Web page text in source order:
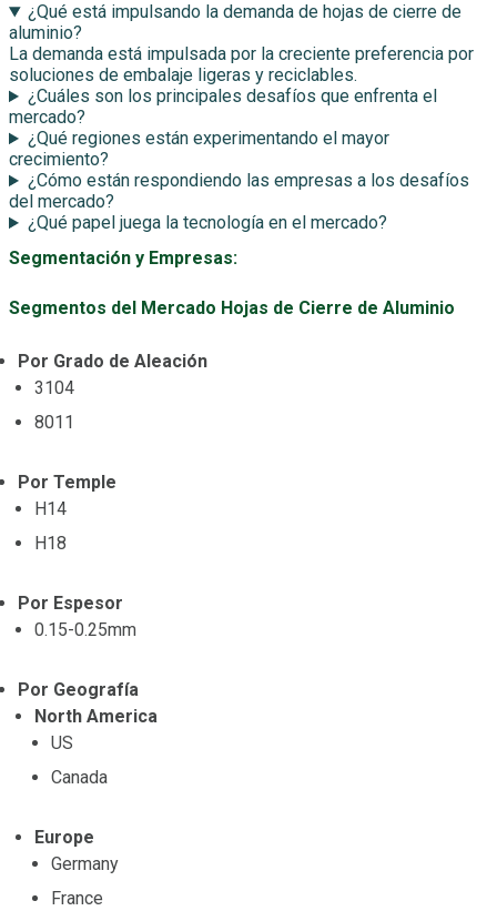
¿Qué está impulsando la demanda de hojas de cierre de
aluminio?
La demanda está impulsada por la creciente preferencia por
soluciones de embalaje ligeras y reciclables.
¿Cuáles son los principales desafíos que enfrenta el
mercado?
¿Qué regiones están experimentando el mayor
crecimiento?
¿Cómo están respondiendo las empresas a los desafíos
del mercado?
¿Qué papel juega la tecnología en el mercado?
Segmentación y Empresas:
Segmentos del Mercado Hojas de Cierre de Aluminio
Por Grado de Aleación
3104
8011
Por Temple
H14
H18
Por Espesor
0.15-0.25mm
Por Geografía
North America
US
Canada
Europe
Germany
France